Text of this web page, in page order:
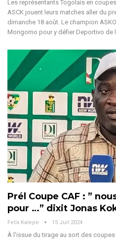
Les représentants Togolais en
ASCK jouent leurs matches aller du
dimanche 18 août. Le champion
Mongomo pour y défier Deportivo de
Prél Coupe CAF : ”
pour …” dixit Jonas
Felix Kalepe 15 Juil 2024
À l'issue du tirage au sort des